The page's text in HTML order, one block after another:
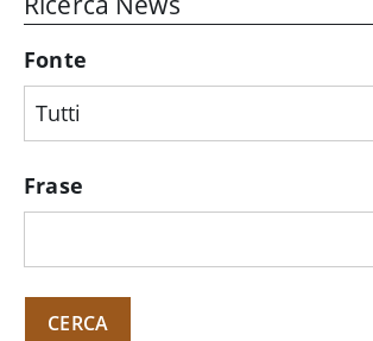
Fonte
Frase
CERCA